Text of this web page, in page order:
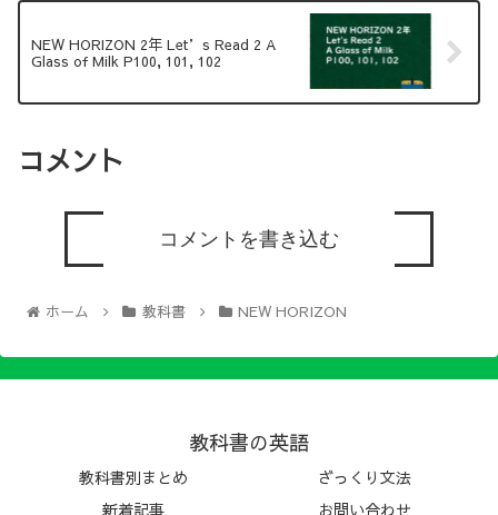
NEW HORIZON 2年 Let’s Read 2 A
Glass of Milk P100, 101, 102
コメント
コメントを書き込む
ホーム 教科書 NEW HORIZON
教科書の英語
教科書別まとめ
ざっくり文法
新着記事
お問い合わせ